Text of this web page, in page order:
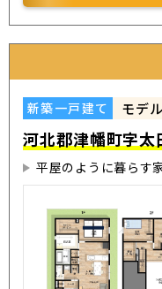
新築一戸建て モデ
河北郡津幡町字
平屋のように暮らす